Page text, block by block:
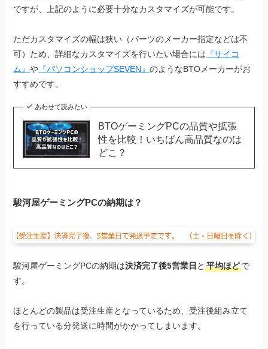
ですが、上記のように必要十分なカスタマイズが可能です。
ただカスタマイズの幅は狭い（パーツのメーカー指定などは不
可）ため、詳細なカスタマイズを行いたい場合には 『サイコ
ム』や 『パソコンショップSEVEN』のようなBTOメーカーがお
すすめです。
あわせて読みたい
BTOゲーミングPCの品質や拡張
性を比較！いちばん高品質なのは
どこ？
駿河屋ゲーミングPCの納期は？
駿河屋ゲーミングPCの納期は決済完了後5営業日 と平均ほどで
す。
ほとんどの製品は受注生産となっているため、受注後組み立て
を行っている分発送に時間がかかってしまいます。